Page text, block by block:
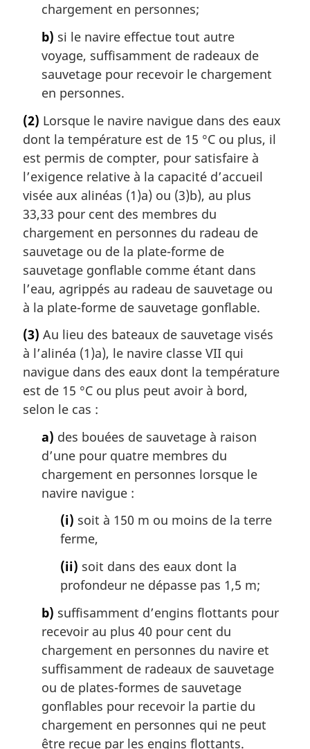
chargement en personnes;
b) si le navire effectue tout autre
voyage, suffisamment de radeaux de
sauvetage pour recevoir le chargement
en personnes.
(2) Lorsque le navire navigue dans des eaux
dont la température est de 15 °C ou plus, il
est permis de compter, pour satisfaire à
l’exigence relative à la capacité d’accueil
visée aux alinéas (1)a) ou (3)b), au plus
33,33 pour cent des membres du
chargement en personnes du radeau de
sauvetage ou de la plate-forme de
sauvetage gonflable comme étant dans
l’eau, agrippés au radeau de sauvetage ou
à la plate-forme de sauvetage gonflable.
(3) Au lieu des bateaux de sauvetage visés
à l’alinéa (1)a), le navire classe VII qui
navigue dans des eaux dont la température
est de 15 °C ou plus peut avoir à bord,
selon le cas :
a) des bouées de sauvetage à raison
d’une pour quatre membres du
chargement en personnes lorsque le
navire navigue :
(i) soit à 150 m ou moins de la terre
ferme,
(ii) soit dans des eaux dont la
profondeur ne dépasse pas 1,5 m;
b) suffisamment d’engins flottants pour
recevoir au plus 40 pour cent du
chargement en personnes du navire et
suffisamment de radeaux de sauvetage
ou de plates-formes de sauvetage
gonflables pour recevoir la partie du
chargement en personnes qui ne peut
être reçue par les engins flottants.